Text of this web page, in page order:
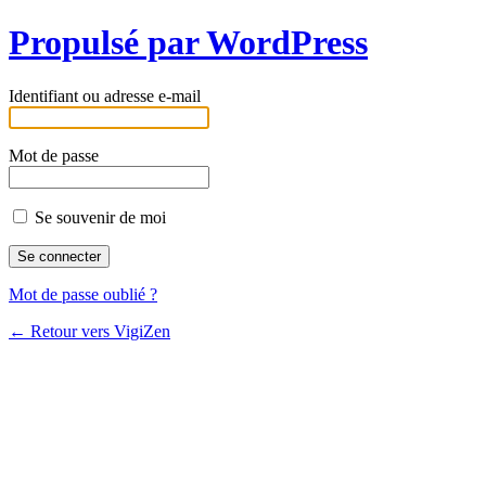
Propulsé par WordPress
Identifiant ou adresse e-mail
Mot de passe
Se souvenir de moi
Mot de passe oublié ?
← Retour vers VigiZen